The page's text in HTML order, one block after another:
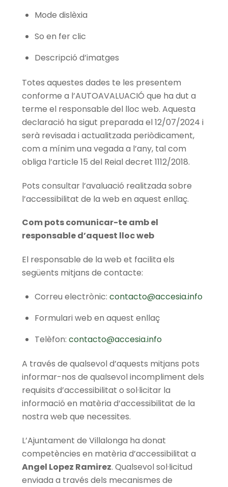
Mode dislèxia
So en fer clic
Descripció d’imatges
Totes aquestes dades te les presentem
conforme a l’AUTOAVALUACIÓ que ha dut a
terme el responsable del lloc web. Aquesta
declaració ha sigut preparada el 12/07/2024 i
serà revisada i actualitzada periòdicament,
com a mínim una vegada a l’any, tal com
obliga l’article 15 del Reial decret 1112/2018.
Pots consultar l’avaluació realitzada sobre
l’accessibilitat de la web en aquest enllaç.
Com pots comunicar-te amb el
responsable d’aquest lloc web
El responsable de la web et facilita els
següents mitjans de contacte:
Correu electrònic:contacto@accesia.info
Formulari web en aquest enllaç
Telèfon:contacto@accesia.info
A través de qualsevol d’aquests mitjans pots
informar-nos de qualsevol incompliment dels
requisits d’accessibilitat o sol·licitar la
informació en matèria d’accessibilitat de la
nostra web que necessites.
L’Ajuntament de Villalonga ha donat
competències en matèria d’accessibilitat a
Angel Lopez Ramirez. Qualsevol sol·licitud
enviada a través dels mecanismes de